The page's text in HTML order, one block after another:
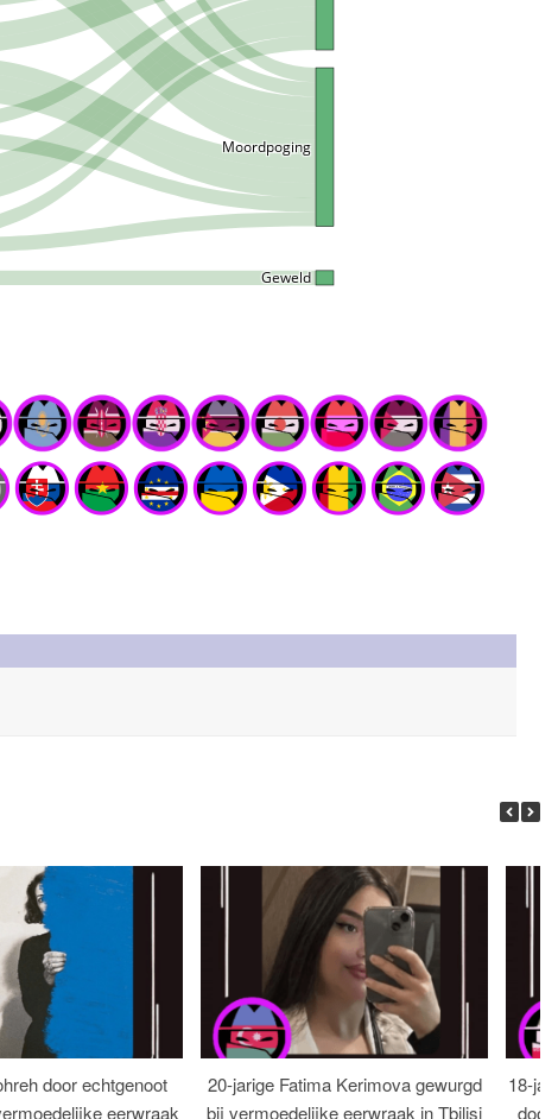
door echtgenoot
eerwraak
20-jarige Fatima Kerimova gewurgd
bij vermoedelijke eerwraak in Tbilisi
18-